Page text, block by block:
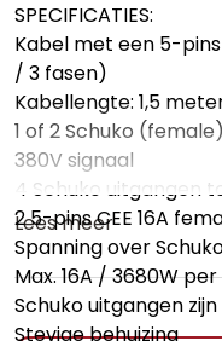
SPECIFICATIES:
Kabel met een 5-
/ 3 fasen)
Kabellengte: 1,5
1 of 2 Schuko
380V signaal
4 Schuko uitgangen
2 5-pins CEE 16A
Spanning over
Max. 16A / 3680W
Schuko uitgangen
Stevige behuizing
Lees meer